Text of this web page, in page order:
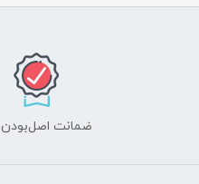
ضمانت اصل‌بودن